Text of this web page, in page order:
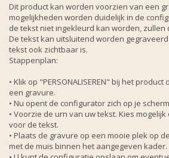
Dit product kan worden voorzien van een
mogelijkheden worden duidelijk in de
de tekst niet ingekleurd kan worden,
De tekst kan uitsluitend worden
tekst ook zichtbaar is.
Stappenplan:
• Klik op "PERSONALISEREN" bij het
een gravure.
• Nu opent de configurator zich op je
• Voorzie de urn van uw tekst. Kies
voor de tekst.
• Plaats de gravure op een mooie plek op
met de muis binnen het aangegeven kader.